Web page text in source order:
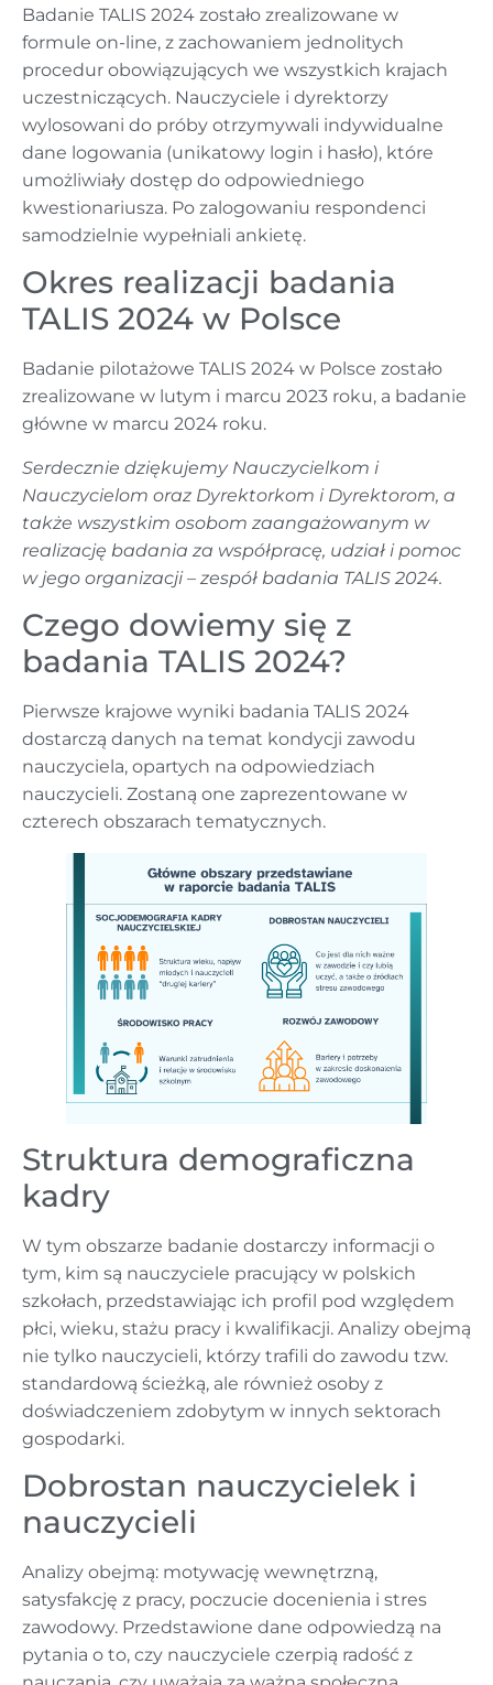
Badanie TALIS 2024 zostało zrealizowane w
formule on-line, z zachowaniem jednolitych
procedur obowiązujących we wszystkich krajach
uczestniczących. Nauczyciele i dyrektorzy
wylosowani do próby otrzymywali indywidualne
dane logowania (unikatowy login i hasło), które
umożliwiały dostęp do odpowiedniego
kwestionariusza. Po zalogowaniu respondenci
samodzielnie wypełniali ankietę.
Okres realizacji badania
TALIS 2024 w Polsce
Badanie pilotażowe TALIS 2024 w Polsce zostało
zrealizowane w lutym i marcu 2023 roku, a badanie
główne w marcu 2024 roku.
Serdecznie dziękujemy Nauczycielkom i
Nauczycielom oraz Dyrektorkom i Dyrektorom, a
także wszystkim osobom zaangażowanym w
realizację badania za współpracę, udział i pomoc
w jego organizacji – zespół badania TALIS 2024.
Czego dowiemy się z
badania TALIS 2024?
Pierwsze krajowe wyniki badania TALIS 2024
dostarczą danych na temat kondycji zawodu
nauczyciela, opartych na odpowiedziach
nauczycieli. Zostaną one zaprezentowane w
czterech obszarach tematycznych.
Struktura demograficzna
kadry
W tym obszarze badanie dostarczy informacji o
tym, kim są nauczyciele pracujący w polskich
szkołach, przedstawiając ich profil pod względem
płci, wieku, stażu pracy i kwalifikacji. Analizy obejmą
nie tylko nauczycieli, którzy trafili do zawodu tzw.
standardową ścieżką, ale również osoby z
doświadczeniem zdobytym w innych sektorach
gospodarki.
Dobrostan nauczycielek i
nauczycieli
Analizy obejmą: motywację wewnętrzną,
satysfakcję z pracy, poczucie docenienia i stres
zawodowy. Przedstawione dane odpowiedzą na
pytania o to, czy nauczyciele czerpią radość z